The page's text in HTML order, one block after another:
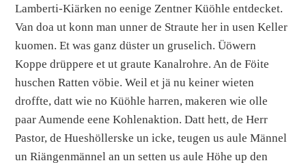
Lamberti-Kiärken no eenige Zentner Küöhle entdecket.
Van doa ut konn man unner de Straute her in usen Keller
kuomen. Et was ganz düster un gruselich. Üöwern
Koppe drüppere et ut graute Kanalrohre. An de Föite
huschen Ratten vöbie. Weil et jä nu keiner wieten
droffte, datt wie no Küöhle harren, makeren wie olle
paar Aumende eene Kohlenaktion. Datt hett, de Herr
Pastor, de Hueshöllerske un icke, teugen us aule Männel
un Riängenmännel an un setten us aule Höhe up den